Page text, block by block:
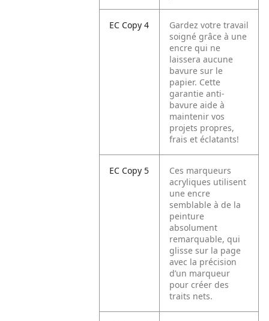
EC Copy 4
Gardez votre travail
soigné grâce à une
encre qui ne
laissera aucune
bavure sur le
papier. Cette
garantie anti-
bavure aide à
maintenir vos
projets propres,
frais et éclatants!
EC Copy 5
Ces marqueurs
acryliques utilisent
une encre
semblable à de la
peinture
absolument
remarquable, qui
glisse sur la page
avec la précision
d’un marqueur
pour créer des
traits nets.